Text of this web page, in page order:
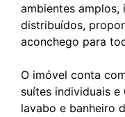
ambientes
distribuídos,
aconchego para
O imóvel conta
suítes individuais e
lavabo e banheiro